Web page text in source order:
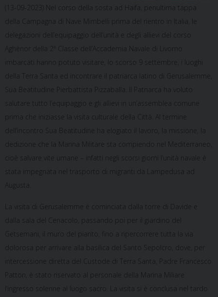
(13-09-2023) Nel corso della sosta ad Haifa, penultima tappa
della Campagna di Nave Mimbelli prima del rientro in Italia, le
delegazioni dell’equipaggio dell’unità e degli allievi del corso
Aghènor della 2ª Classe dell’Accademia Navale di Livorno
imbarcati hanno potuto visitare, lo scorso 9 settembre, i luoghi
della Terra Santa ed incontrare il patriarca latino di Gerusalemme,
Sua Beatitudine Pierbattista Pizzaballa. Il Patriarca ha voluto
salutare tutto l’equipaggio e gli allievi in un’assemblea comune
prima che iniziasse la visita culturale della Città. Al termine
dell’incontro Sua Beatitudine ha elogiato il lavoro, la missione, la
dedizione che la Marina Militare sta compiendo nel Mediterraneo,
cioè salvare vite umane – infatti negli scorsi giorni l’unità navale è
stata impegnata nel trasporto di migranti da Lampedusa ad
Augusta.
La visita di Gerusalemme è cominciata dalla torre di Davide e
dalla sala del Cenacolo, passando poi per il giardino del
Getsemani, il muro del pianto, fino a ripercorrere tutta la via
dolorosa per arrivare alla basilica del Santo Sepolcro, dove, per
intercessione diretta del Custode di Terra Santa, Padre Francesco
Patton, è stato riservato al personale della Marina Miliare
l’ingresso solenne al luogo sacro. La visita si è conclusa nel tardo